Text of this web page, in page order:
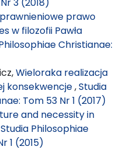
prawo
w filozofii Pawła
Christianae:
Wieloraka realizacja
konsekwencje,Studia
Tom 53 Nr 1 (2017)
and necessity in
Studia Philosophiae
1 (2015)